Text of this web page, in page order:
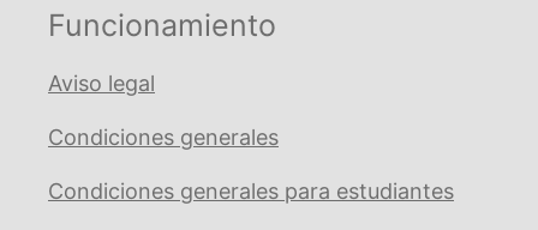
Funcionamiento
Aviso legal
Condiciones generales
Condiciones generales para estudiantes